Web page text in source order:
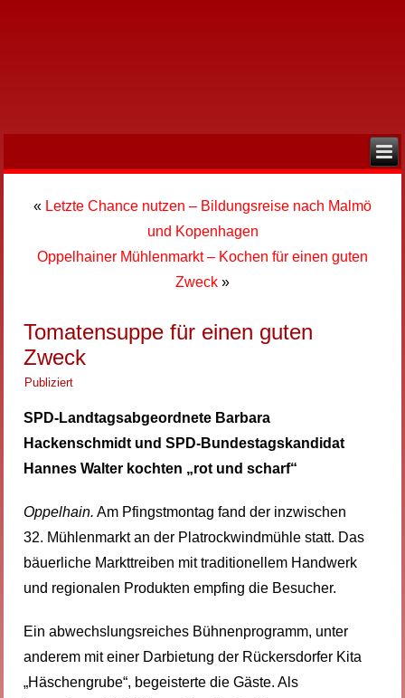
« Letzte Chance nutzen – Bildungsreise nach Malmö
und Kopenhagen
Oppelhainer Mühlenmarkt – Kochen für einen guten
Zweck »
Tomatensuppe für einen guten
Zweck
Publiziert
SPD-Landtagsabgeordnete Barbara
Hackenschmidt und SPD-Bundestagskandidat
Hannes Walter kochten „rot und scharf“
Oppelhain. Am Pfingstmontag fand der inzwischen
32. Mühlenmarkt an der Platrockwindmühle statt. Das
bäuerliche Markttreiben mit traditionellem Handwerk
und regionalen Produkten empfing die Besucher.
Ein abwechslungsreiches Bühnenprogramm, unter
anderem mit einer Darbietung der Rückersdorfer Kita
„Häschengrube“, begeisterte die Gäste. Als